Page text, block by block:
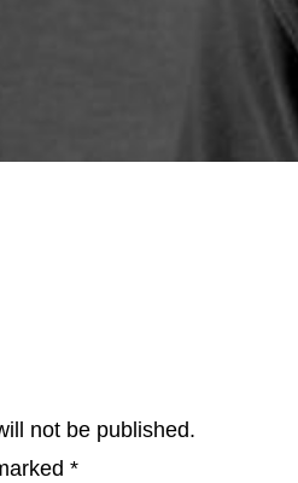
not be published.
*